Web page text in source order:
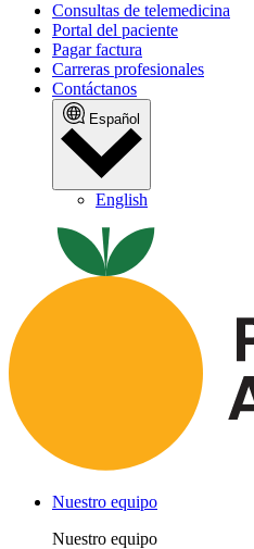
Consultas de telemedicina
Portal del paciente
Pagar factura
Carreras profesionales
Contáctanos
Español
English
Nuestro equipo
Nuestro equipo